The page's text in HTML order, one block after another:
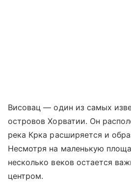
Висовац — один из самых
островов Хорватии. Он
река Крка расширяется и
Несмотря на маленькую
несколько веков остается
центром.